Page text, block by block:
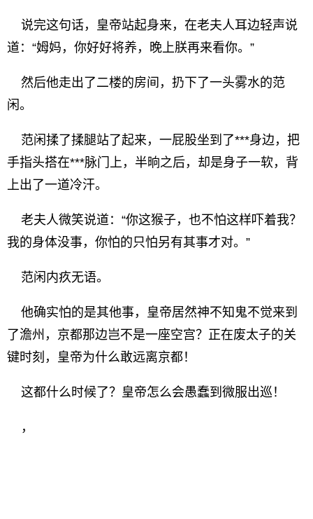
说完这句话，皇帝站起身来，在老夫人耳边轻声说
道：“姆妈，你好好将养，晚上朕再来看你。”
然后他走出了二楼的房间，扔下了一头雾水的范
闲。
范闲揉了揉腿站了起来，一屁股坐到了***身边，把
手指头搭在***脉门上，半晌之后，却是身子一软，背
上出了一道冷汗。
老夫人微笑说道：“你这猴子，也不怕这样吓着我？
我的身体没事，你怕的只怕另有其事才对。”
范闲内疚无语。
他确实怕的是其他事，皇帝居然神不知鬼不觉来到
了澹州，京都那边岂不是一座空宫？正在废太子的关
键时刻，皇帝为什么敢远离京都！
这都什么时候了？皇帝怎么会愚蠢到微服出巡！
，